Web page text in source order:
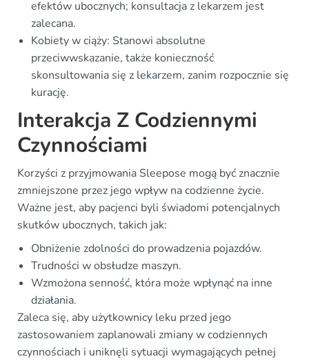
efektów ubocznych; konsultacja z lekarzem jest
zalecana.
Kobiety w ciąży: Stanowi absolutne
przeciwwskazanie, także konieczność
skonsultowania się z lekarzem, zanim rozpocznie się
kurację.
Interakcja Z Codziennymi
Czynnościami
Korzyści z przyjmowania Sleepose mogą być znacznie
zmniejszone przez jego wpływ na codzienne życie.
Ważne jest, aby pacjenci byli świadomi potencjalnych
skutków ubocznych, takich jak:
Obniżenie zdolności do prowadzenia pojazdów.
Trudności w obsłudze maszyn.
Wzmożona senność, która może wpłynąć na inne
działania.
Zaleca się, aby użytkownicy leku przed jego
zastosowaniem zaplanowali zmiany w codziennych
czynnościach i uniknęli sytuacji wymagających pełnej